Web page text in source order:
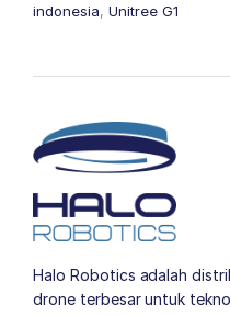
indonesia, Unitree G1
Halo Robotics adalah
drone terbesar untuk